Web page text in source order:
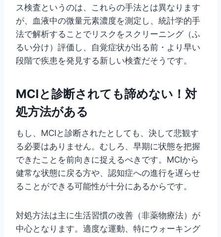
ス検査というのは、これらの手法とは異なります
が、血液中の微量元素濃度を測定し、統計学的手
法で解析することでリスクをスクリーニング（ふ
るい分け）評価し、自覚症状が出る前・より早い
段階で疾患を発見する新しい検査だそうです。
MCIと診断されても諦めない！対
処方法がある
もし、MCIと診断されたとしても、決して悲観す
る必要はありません。むしろ、早期に状態を把握
できたことを前向きに捉えるべきです。MCIから
健常な状態に戻る方や、認知症への進行を遅らせ
ることができる可能性が十分にあるからです。
対処方法は主に生活習慣の改善（非薬物療法）が
中心となります。適度な運動、特にウォーキング